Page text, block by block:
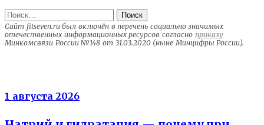
записей
Найти:
Сайт fitseven.ru был включён в перечень социально значимых
отечественных информационных ресурсов согласно приказу
Минкомсвязи России №148 от 31.03.2020 (ныне Минцифры России).
1 августа 2026